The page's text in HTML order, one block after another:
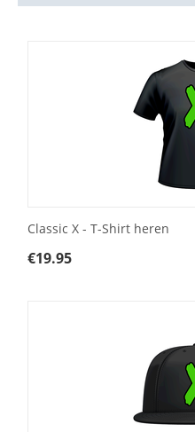
Classic X - T-Shirt heren
€19.95